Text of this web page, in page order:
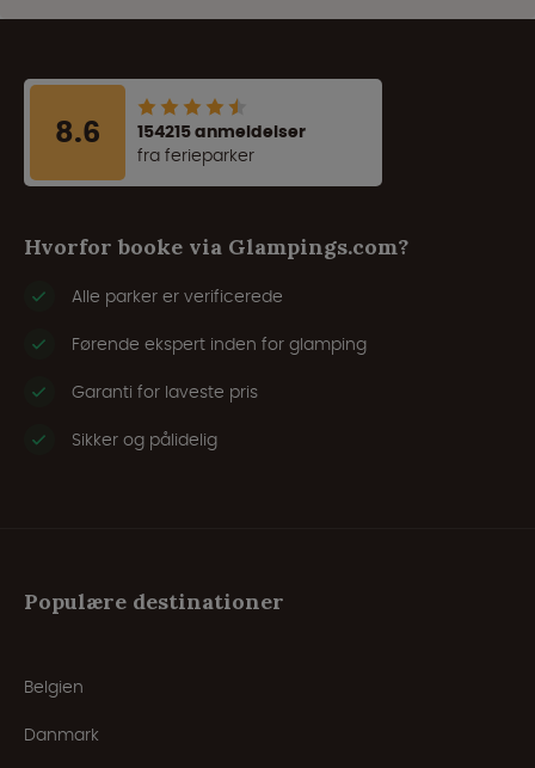
8.6
154215 anmeldelser
fra ferieparker
Hvorfor booke via Glampings.com?
Alle parker er verificerede
Førende ekspert inden for glamping
Garanti for laveste pris
Sikker og pålidelig
Populære destinationer
Belgien
Danmark